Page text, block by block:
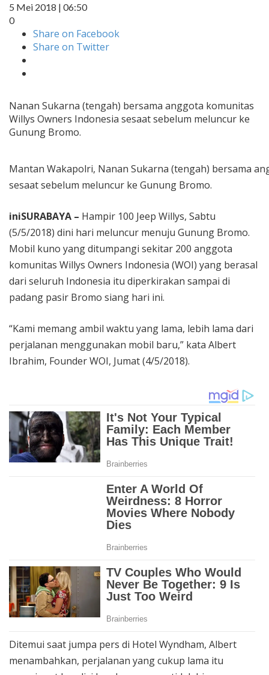
5 Mei 2018 | 06:50
0
Share on Facebook
Share on Twitter
Nanan Sukarna (tengah) bersama anggota komunitas
Willys Owners Indonesia sesaat sebelum meluncur ke
Gunung Bromo.
Mantan Wakapolri, Nanan Sukarna (tengah) bersama
sesaat sebelum meluncur ke Gunung Bromo.
iniSURABAYA – Hampir 100 Jeep Willys, Sabtu
(5/5/2018) dini hari meluncur menuju Gunung Bromo.
Mobil kuno yang ditumpangi sekitar 200 anggota
komunitas Willys Owners Indonesia (WOI) yang berasal
dari seluruh Indonesia itu diperkirakan sampai di
padang pasir Bromo siang hari ini.
“Kami memang ambil waktu yang lama, lebih lama dari
perjalanan menggunakan mobil baru,” kata Albert
Ibrahim, Founder WOI, Jumat (4/5/2018).
Ditemui saat jumpa pers di Hotel Wyndham, Albert
menambahkan, perjalanan yang cukup lama itu